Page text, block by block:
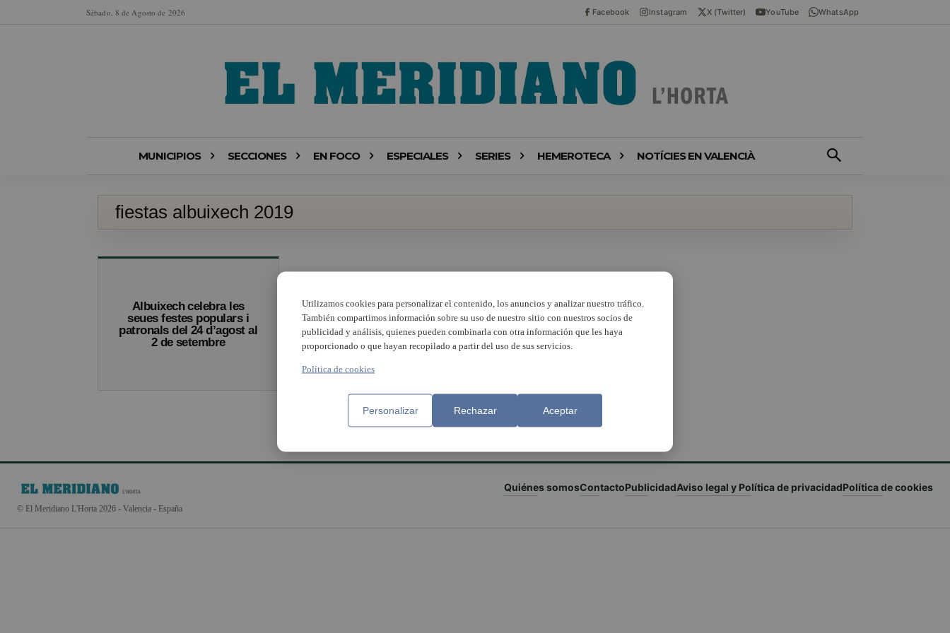
Sábado, 8 de Agosto de 2026 Facebook Instagram X (Twitter) YouTube WhatsApp
MUNICIPIOS SECCIONES EN FOCO ESPECIALES SERIES HEMEROTECA NOTÍCIES EN VALENCIÀ
fiestas albuixech 2019
Albuixech celebra les
seues festes populars i
patronals del 24 d’agost al
2 de setembre
© El Meridiano L'Horta 2026 - Valencia - España
Quiénes somosContactoPublicidadAviso legal y Política de privacidadPolítica de cookies
Utilizamos cookies para personalizar el contenido, los anuncios y analizar nuestro tráfico.
También compartimos información sobre su uso de nuestro sitio con nuestros socios de
publicidad y análisis, quienes pueden combinarla con otra información que les haya
proporcionado o que hayan recopilado a partir del uso de sus servicios.
Política de cookies
Personalizar Rechazar Aceptar